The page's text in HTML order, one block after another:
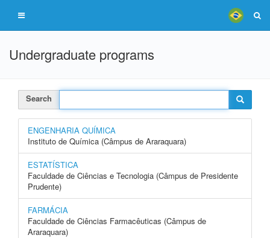
Undergraduate programs
Search
ENGENHARIA QUÍMICA
Instituto de Química (Câmpus de Araraquara)
ESTATÍSTICA
Faculdade de Ciências e Tecnologia (Câmpus de Presidente
Prudente)
FARMÁCIA
Faculdade de Ciências Farmacêuticas (Câmpus de
Araraquara)